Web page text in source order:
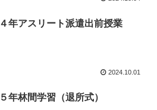
４年アスリート派遣出前授業
2024.10.01
５年林間学習（退所式）